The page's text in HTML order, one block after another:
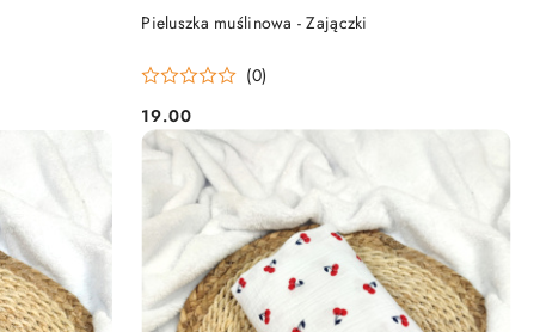
Pieluszka muślinowa - Zajączki
(0)
Cena:
19.00
DO KOSZYKA